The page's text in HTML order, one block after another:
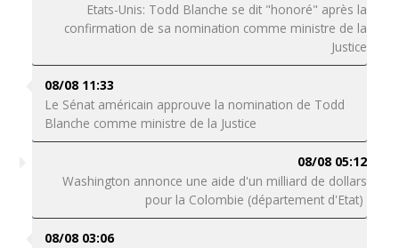
Etats-Unis: Todd Blanche se dit "honoré" après la
confirmation de sa nomination comme ministre de la
Justice
08/08 11:33
Le Sénat américain approuve la nomination de Todd
Blanche comme ministre de la Justice
08/08 05:12
Washington annonce une aide d'un milliard de dollars
pour la Colombie (département d'Etat)
08/08 03:06